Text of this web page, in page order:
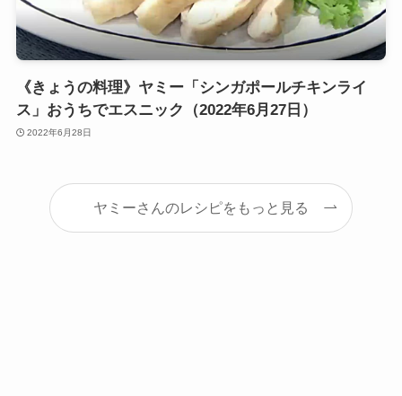
《きょうの料理》ヤミー「シンガポールチキンライ
ス」おうちでエスニック（2022年6月27日）
2022年6月28日
ヤミーさんのレシピをもっと見る